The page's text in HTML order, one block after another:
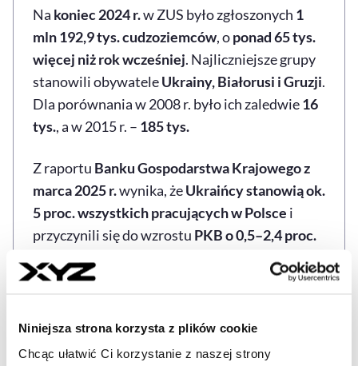
Niniejsza strona korzysta z plików cookie
Chcąc ułatwić Ci korzystanie z naszej strony
Na koniec 2024 r.w ZUS było zgłoszonych 1
mln 192,9 tys. cudzoziemców, oponad 65 tys.
więcej niż rok wcześniej. Najliczniejsze grupy
stanowili obywateleUkrainy, Białorusi i Gruzji.
Dla porównania w 2008 r. było ich zaledwie16
tys., a w 2015 r. – 185 tys.
Z raportu Banku Gospodarstwa Krajowego z
marca 2025 r.wynika, żeUkraińcy stanowią ok.
5 proc. wszystkich pracujących w Polsce i
przyczynili się do wzrostu PKB o 0,5–2,4 proc.
Równolegle rośnie liczba firm zakładanych
przez Ukraińców. Jak podała„Rzeczpospolita”